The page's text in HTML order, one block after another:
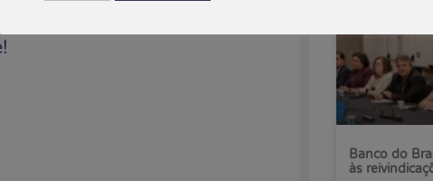
Banco do
às